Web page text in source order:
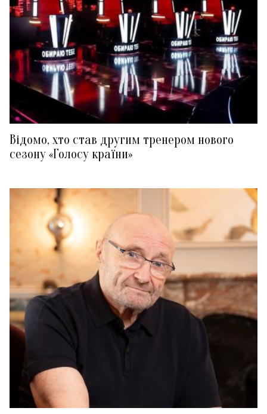
Відомо, хто став другим тренером нового
сезону «Голосу країни»